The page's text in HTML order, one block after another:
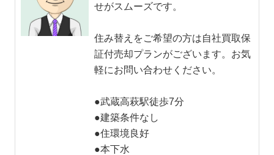
せがスムーズです。
住み替えをご希望の方は自社買取保
証付売却プランがございます。お気
軽にお問い合わせください。
●武蔵高萩駅徒歩7分
●建築条件なし
●住環境良好
●本下水